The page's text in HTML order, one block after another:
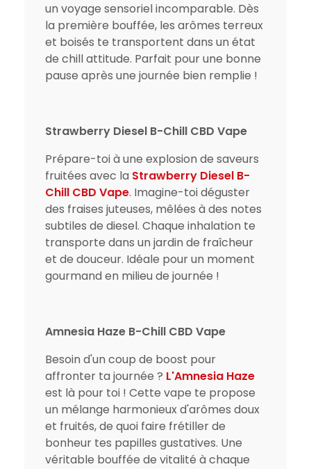
un voyage sensoriel incomparable. Dès
la première bouffée, les arômes terreux
et boisés te transportent dans un état
de chill attitude. Parfait pour une bonne
pause après une journée bien remplie !
Strawberry Diesel B-Chill CBD Vape
Prépare-toi à une explosion de saveurs
fruitées avec la Strawberry Diesel B-
Chill CBD Vape. Imagine-toi déguster
des fraises juteuses, mêlées à des notes
subtiles de diesel. Chaque inhalation te
transporte dans un jardin de fraîcheur
et de douceur. Idéale pour un moment
gourmand en milieu de journée !
Amnesia Haze B-Chill CBD Vape
Besoin d'un coup de boost pour
affronter ta journée ? L'Amnesia Haze
est là pour toi ! Cette vape te propose
un mélange harmonieux d'arômes doux
et fruités, de quoi faire frétiller de
bonheur tes papilles gustatives. Une
véritable bouffée de vitalité à chaque